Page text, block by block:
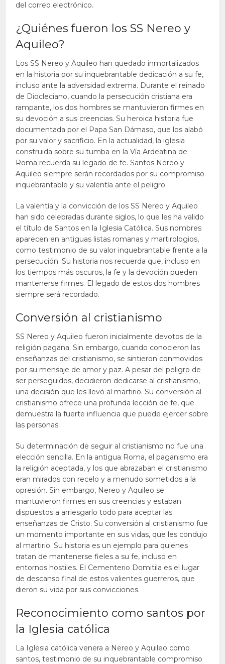
del correo electrónico.
¿Quiénes fueron los SS Nereo y
Aquileo?
Los SS Nereo y Aquileo han quedado inmortalizados
en la historia por su inquebrantable dedicación a su fe,
incluso ante la adversidad extrema. Durante el reinado
de Diocleciano, cuando la persecución cristiana era
rampante, los dos hombres se mantuvieron firmes en
su devoción a sus creencias. Su heroica historia fue
documentada por el Papa San Dámaso, que los alabó
por su valor y sacrificio. En la actualidad, la iglesia
construida sobre su tumba en la Vía Ardeatina de
Roma recuerda su legado de fe. Santos Nereo y
Aquileo siempre serán recordados por su compromiso
inquebrantable y su valentía ante el peligro.
La valentía y la convicción de los SS Nereo y Aquileo
han sido celebradas durante siglos, lo que les ha valido
el título de Santos en la Iglesia Católica. Sus nombres
aparecen en antiguas listas romanas y martirologios,
como testimonio de su valor inquebrantable frente a la
persecución. Su historia nos recuerda que, incluso en
los tiempos más oscuros, la fe y la devoción pueden
mantenerse firmes. El legado de estos dos hombres
siempre será recordado.
Conversión al cristianismo
SS Nereo y Aquileo fueron inicialmente devotos de la
religión pagana. Sin embargo, cuando conocieron las
enseñanzas del cristianismo, se sintieron conmovidos
por su mensaje de amor y paz. A pesar del peligro de
ser perseguidos, decidieron dedicarse al cristianismo,
una decisión que les llevó al martirio. Su conversión al
cristianismo ofrece una profunda lección de fe, que
demuestra la fuerte influencia que puede ejercer sobre
las personas.
Su determinación de seguir al cristianismo no fue una
elección sencilla. En la antigua Roma, el paganismo era
la religión aceptada, y los que abrazaban el cristianismo
eran mirados con recelo y a menudo sometidos a la
opresión. Sin embargo, Nereo y Aquileo se
mantuvieron firmes en sus creencias y estaban
dispuestos a arriesgarlo todo para aceptar las
enseñanzas de Cristo. Su conversión al cristianismo fue
un momento importante en sus vidas, que les condujo
al martirio. Su historia es un ejemplo para quienes
tratan de mantenerse fieles a su fe, incluso en
entornos hostiles. El Cementerio Domitila es el lugar
de descanso final de estos valientes guerreros, que
dieron su vida por sus convicciones.
Reconocimiento como santos por
la Iglesia católica
La Iglesia católica venera a Nereo y Aquileo como
santos, testimonio de su inquebrantable compromiso